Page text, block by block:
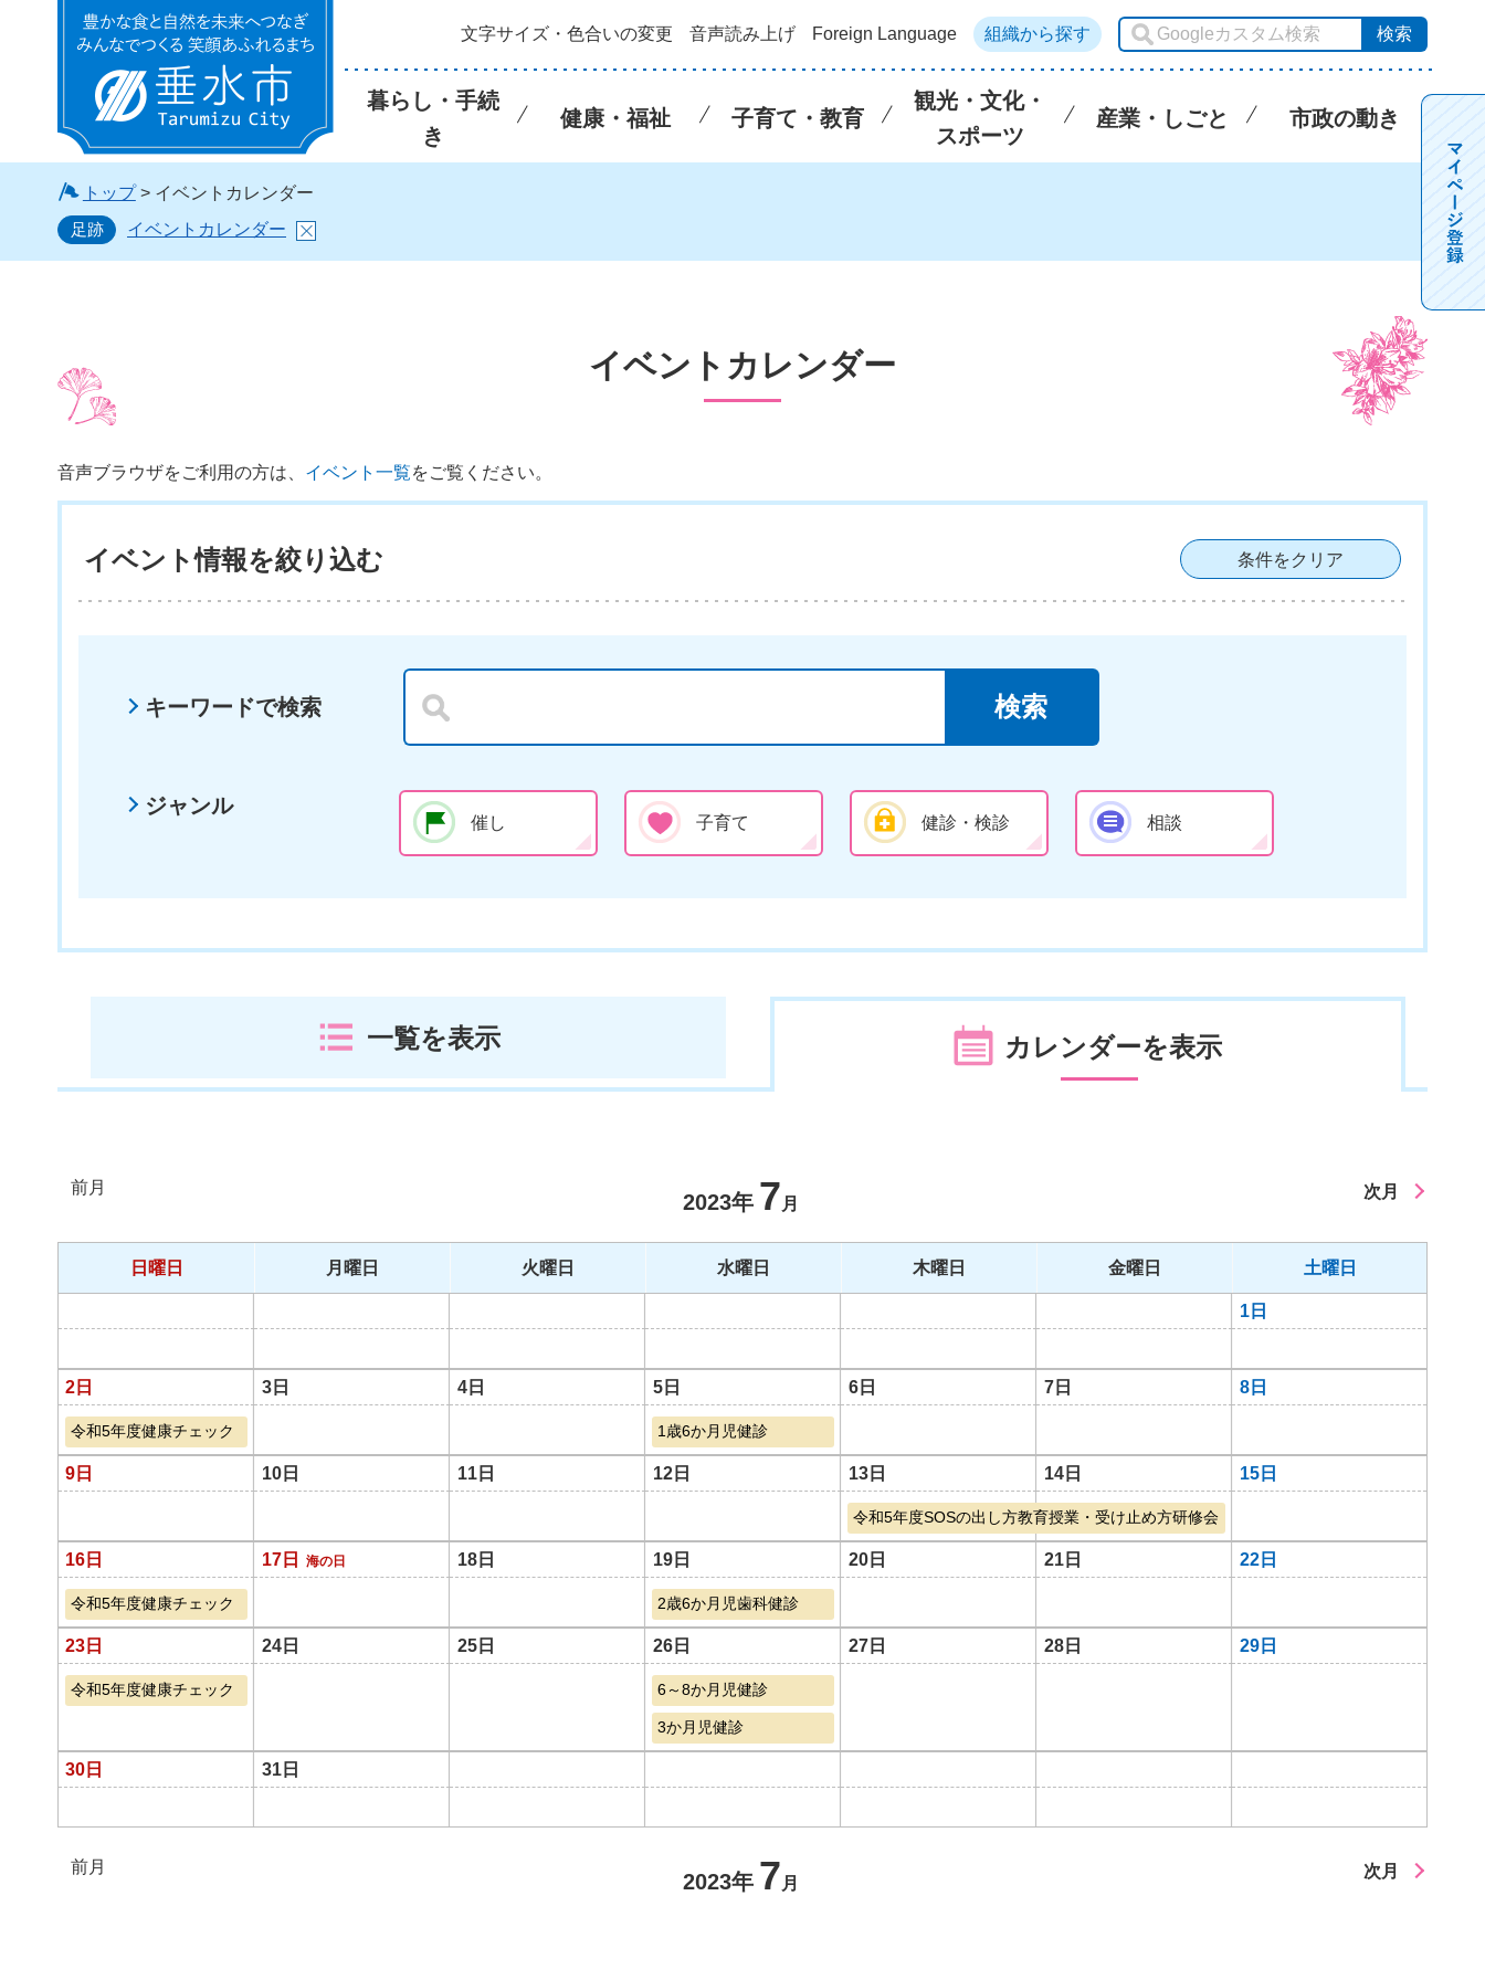
垂水市 文字サイズ・色合いの変更 音声読み上げ Foreign Language 組織から探す
暮らし・手続
き
健康・福祉 子育て・教育
観光・文化・
スポーツ
産業・しごと 市政の動き
トップ> イベントカレンダー
足跡
イベントカレンダー
イベントカレンダー
音声ブラウザをご利用の方は、 イベント一覧をご覧ください。
イベント情報を絞り込む 条件をクリア
キーワードで検索
ジャンル
催し 子育て 健診・検診 相談
一覧を表示 カレンダーを表示
前月
2023年 7 月
次月
日曜日 月曜日 火曜日 水曜日 木曜日 金曜日 土曜日
1日
2日 3日 4日 5日 6日 7日 8日
令和5年度健康チェック 1歳6か月児健診
9日 10日 11日 12日 13日 14日 15日
令和5年度SOSの出し方教育授業・受け止め方研修会
16日 17日 海の日 18日 19日 20日 21日 22日
令和5年度健康チェック 2歳6か月児歯科健診
23日 24日 25日 26日 27日 28日 29日
令和5年度健康チェック 6～8か月児健診
3か月児健診
30日 31日
前月
2023年 7 月
次月